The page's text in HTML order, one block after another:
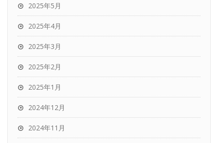
2025年5月
2025年4月
2025年3月
2025年2月
2025年1月
2024年12月
2024年11月